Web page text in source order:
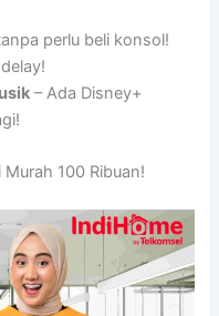
perlu beli konsol!
– Ada Disney+
100 Ribuan!